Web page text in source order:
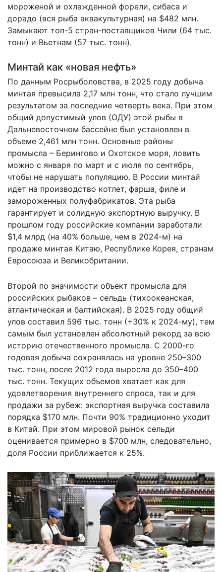
мороженой и охлажденной форели, сибаса и
дорадо (вся рыба аквакультурная) на $482 млн.
Замыкают топ-5 стран-поставщиков Чили (64 тыс.
тонн) и Вьетнам (57 тыс. тонн).
Минтай как «новая нефть»
По данным Росрыболовства, в 2025 году добыча
минтая превысила 2,17 млн тонн, что стало лучшим
результатом за последние четверть века. При этом
общий допустимый улов (ОДУ) этой рыбы в
Дальневосточном бассейне был установлен в
объеме 2,461 млн тонн. Основные районы
промысла – Берингово и Охотское моря, ловить
можно с января по март и с июля по сентябрь,
чтобы не нарушать популяцию. В России минтай
идет на производство котлет, фарша, филе и
замороженных полуфабрикатов. Эта рыба
гарантирует и солидную экспортную выручку. В
прошлом году российские компании заработали
$1,4 млрд (на 40% больше, чем в 2024-м) на
продаже минтая Китаю, Республике Корея, странам
Евросоюза и Великобритании.
Второй по значимости объект промысла для
российских рыбаков – сельдь (тихоокеанская,
атлантическая и балтийская). В 2025 году общий
улов составил 596 тыс. тонн (+30% к 2024-му), тем
самым был установлен абсолютный рекорд за всю
историю отечественного промысла. С 2000-го
годовая добыча сохранялась на уровне 250–300
тыс. тонн, после 2012 года выросла до 350–400
тыс. тонн. Текущих объемов хватает как для
удовлетворения внутреннего спроса, так и для
продажи за рубеж: экспортная выручка составила
порядка $170 млн. Почти 90% традиционно уходит
в Китай. При этом мировой рынок сельди
оценивается примерно в $700 млн, следовательно,
доля России приближается к 25%.